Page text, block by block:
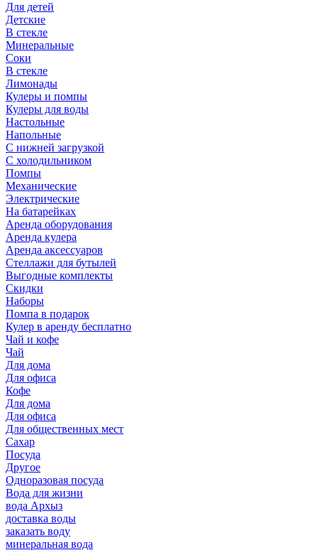
Для детей
Детские
В стекле
Минеральные
Соки
В стекле
Лимонады
Кулеры и помпы
Кулеры для воды
Настольные
Напольные
С нижней загрузкой
С холодильником
Помпы
Механические
Электрические
На батарейках
Аренда оборудования
Аренда кулера
Аренда аксессуаров
Стеллажи для бутылей
Выгодные комплекты
Скидки
Наборы
Помпа в подарок
Кулер в аренду бесплатно
Чай и кофе
Чай
Для дома
Для офиса
Кофе
Для дома
Для офиса
Для общественных мест
Сахар
Посуда
Другое
Одноразовая посуда
Вода для жизни
вода Архыз
доставка воды
заказать воду
минеральная вода